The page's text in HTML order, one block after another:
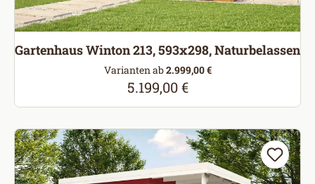
Gartenhaus Winton 213, 593x298, Naturbelassen
Varianten ab2.999,00 €
Regulärer Preis:
5.199,00 €